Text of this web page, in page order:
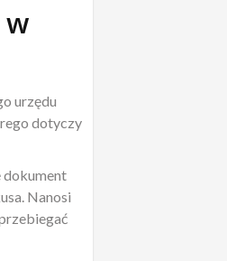
urzędu
dotyczy
dokument
Nanosi